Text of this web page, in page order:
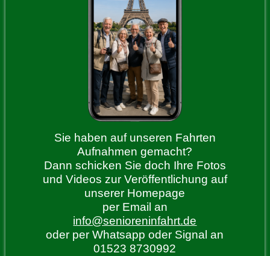
Sie haben auf unseren Fahrten
Aufnahmen gemacht?
Dann schicken Sie doch Ihre Fotos
und Videos zur Veröffentlichung auf
unserer Homepage
per Email an
info@senioreninfahrt.de
oder per Whatsapp oder Signal an
01523 8730992